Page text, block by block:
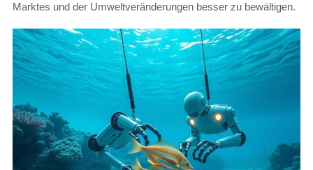
Marktes und der Umweltveränderungen besser zu bewältigen.